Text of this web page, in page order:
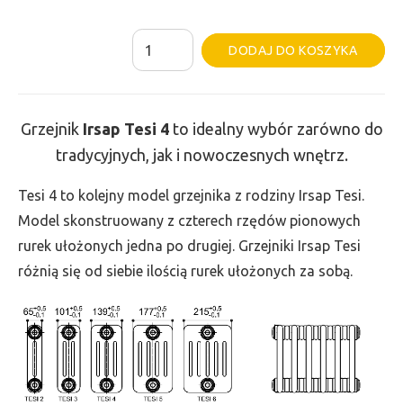
ilość
Grzejnik
wys.
1000,
szer.
855,
2392
DODAJ DO KOSZYKA
Grzejnik Irsap Tesi 4to idealny wybór zarówno do
tradycyjnych, jak i nowoczesnych wnętrz.
Tesi 4 to kolejny model grzejnika z rodziny Irsap Tesi.
Model skonstruowany z czterech rzędów pionowych
rurek ułożonych jedna po drugiej. Grzejniki Irsap Tesi
różnią się od siebie ilością rurek ułożonych za sobą.